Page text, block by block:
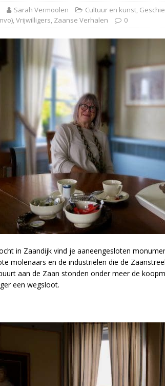
Sarah Vermoolen Cultuur en kunst,
,Vrijwilligers, Zaanse Verhalen 0
in Zaandijk vind je aaneengesloten
molenaars en de industriëlen die de
aan de Zaan stonden onder meer de
een wegsloot.